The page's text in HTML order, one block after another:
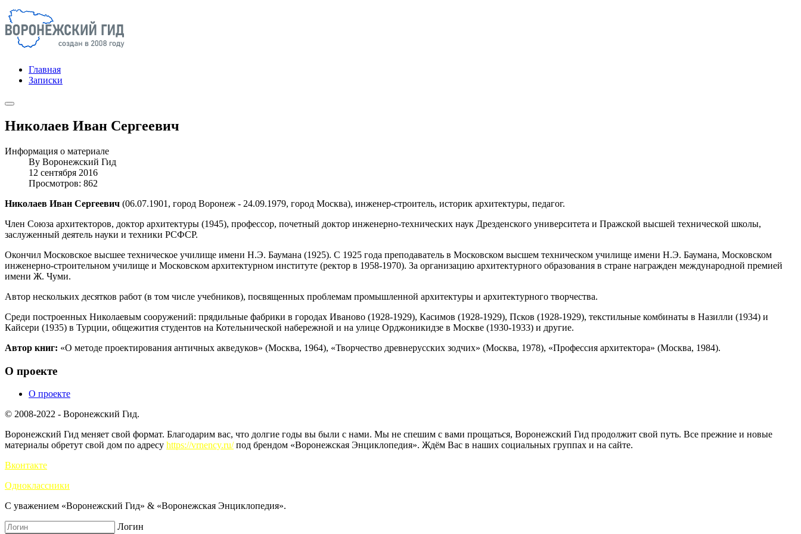
Главная
Записки
Николаев Иван Сергеевич
Информация о материале
By Воронежский Гид
12 сентября 2016
Просмотров: 862
Николаев Иван Сергеевич (06.07.1901, город Воронеж - 24.09.1979, город Москва), инженер-строитель, историк архитектуры, педагог.
Член Союза архитекторов, доктор архитектуры (1945), профессор, почетный доктор инженерно-технических наук Дрезденского университета и Пражской высшей технической школы,
заслуженный деятель науки и техники РСФСР.
Окончил Московское высшее техническое училище имени Н.Э. Баумана (1925). С 1925 года преподаватель в Московском высшем техническом училище имени Н.Э. Баумана, Московском
инженерно-строительном училище и Московском архитектурном институте (ректор в 1958-1970). За организацию архитектурного образования в стране награжден международной премией
имени Ж. Чуми.
Автор нескольких десятков работ (в том числе учебников), посвященных проблемам промышленной архитектуры и архитектурного творчества.
Среди построенных Николаевым сооружений: прядильные фабрики в городах Иваново (1928-1929), Касимов (1928-1929), Псков (1928-1929), текстильные комбинаты в Назилли (1934) и
Кайсери (1935) в Турции, общежития студентов на Котельнической набережной и на улице Орджоникидзе в Москве (1930-1933) и другие.
Автор книг: «О методе проектирования античных акведуков» (Москва, 1964), «Творчество древнерусских зодчих» (Москва, 1978), «Профессия архитектора» (Москва, 1984).
О проекте
О проекте
© 2008-2022 - Воронежский Гид.
Воронежский Гид меняет свой формат. Благодарим вас, что долгие годы вы были с нами. Мы не спешим с вами прощаться, Воронежский Гид продолжит свой путь. Все прежние и новые
материалы обретут свой дом по адресу https://vrnency.ru/под брендом «Воронежская Энциклопедия». Ждём Вас в наших социальных группах и на сайте.
Вконтакте
Одноклассники
С уважением «Воронежский Гид» & «Воронежская Энциклопедия».
Логин